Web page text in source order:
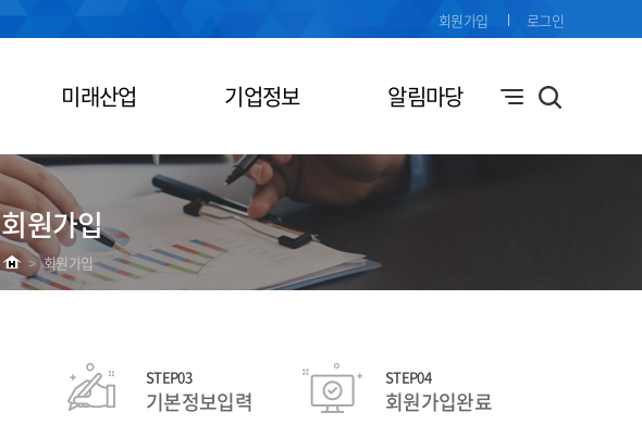
미래산업 기업정보 알림마당
회원가입 로그인
회원가입
> 회원가입
STEP03
기본정보입력
STEP04
회원가입완료